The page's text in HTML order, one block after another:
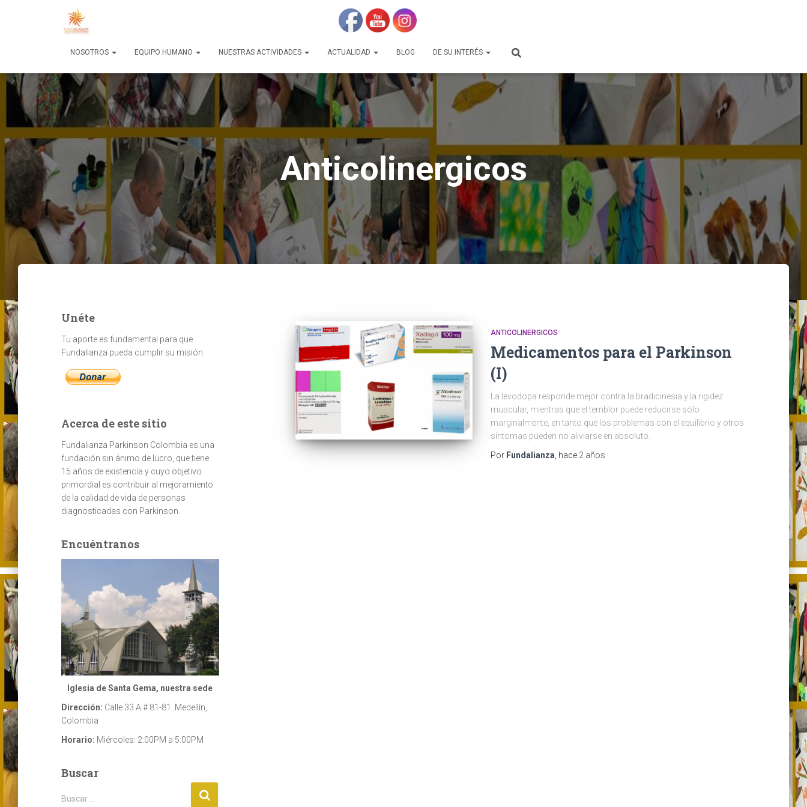
NOSOTROS EQUIPO HUMANO NUESTRAS ACTIVIDADES ACTUALIDAD BLOG DE SU INTERÉS
Anticolinergicos
Unéte
Tu aporte es fundamental para que
Fundalianza pueda cumplir su misión
Acerca de este sitio
Fundalianza Parkinson Colombia es una
fundación sin ánimo de lucro, que tiene
15 años de existencia y cuyo objetivo
primordial es contribuir al mejoramiento
de la calidad de vida de personas
diagnosticadas con Parkinson.
Encuéntranos
Iglesia de Santa Gema, nuestra sede
Dirección: Calle 33 A # 81-81. Medellín,
Colombia
Horario: Miércoles: 2:00PM a 5:00PM
Buscar
BBuscar …
ANTICOLINERGICOS
Medicamentos para el Parkinson
(I)
La levodopa responde mejor contra la bradicinesia y la rigidez
muscular, mientras que el temblor puede reducirse sólo
marginalmente, en tanto que los problemas con el equilibrio y otros
síntomas pueden no aliviarse en absoluto.
Por Fundalianza , hace 2 años